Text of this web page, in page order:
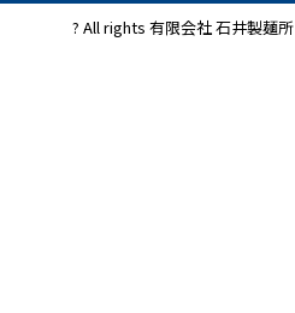
? All rights 有限会社 石井製麺所